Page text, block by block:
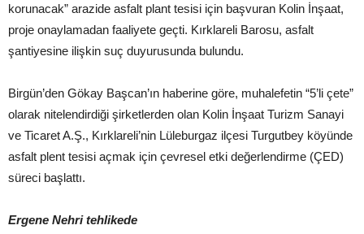
korunacak” arazide asfalt plant tesisi için başvuran Kolin İnşaat,
proje onaylamadan faaliyete geçti. Kırklareli Barosu, asfalt
şantiyesine ilişkin suç duyurusunda bulundu.
Birgün’den Gökay Başcan’ın haberine göre, muhalefetin “5’li çete”
olarak nitelendirdiği şirketlerden olan Kolin İnşaat Turizm Sanayi
ve Ticaret A.Ş., Kırklareli’nin Lüleburgaz ilçesi Turgutbey köyünde
asfalt plent tesisi açmak için çevresel etki değerlendirme (ÇED)
süreci başlattı.
Ergene Nehri tehlikede